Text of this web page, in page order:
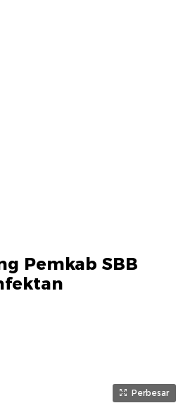
Pemkab SBB
Perbesar